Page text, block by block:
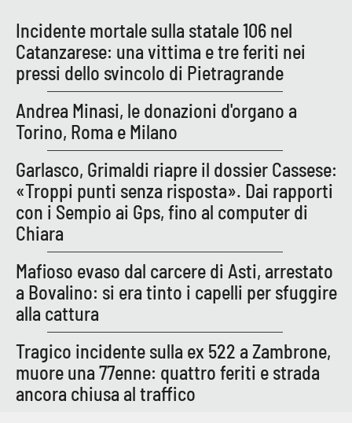
Cosenza
Lamezia Terme
PROGETTI
SPECIALI
Buona Sanità Calabria
LA
CALABRIAVISIONE
Destinazioni
Eventi
Food
Incidente mortale sulla statale 106 nel
Catanzarese: una vittima e tre feriti nei
pressi dello svincolo di Pietragrande
Andrea Minasi, le donazioni d'organo a
Torino, Roma e Milano
Garlasco, Grimaldi riapre il dossier Cassese:
«Troppi punti senza risposta». Dai rapporti
con i Sempio ai Gps, fino al computer di
Chiara
Mafioso evaso dal carcere di Asti, arrestato
a Bovalino: si era tinto i capelli per sfuggire
alla cattura
Tragico incidente sulla ex 522 a Zambrone,
muore una 77enne: quattro feriti e strada
ancora chiusa al traffico